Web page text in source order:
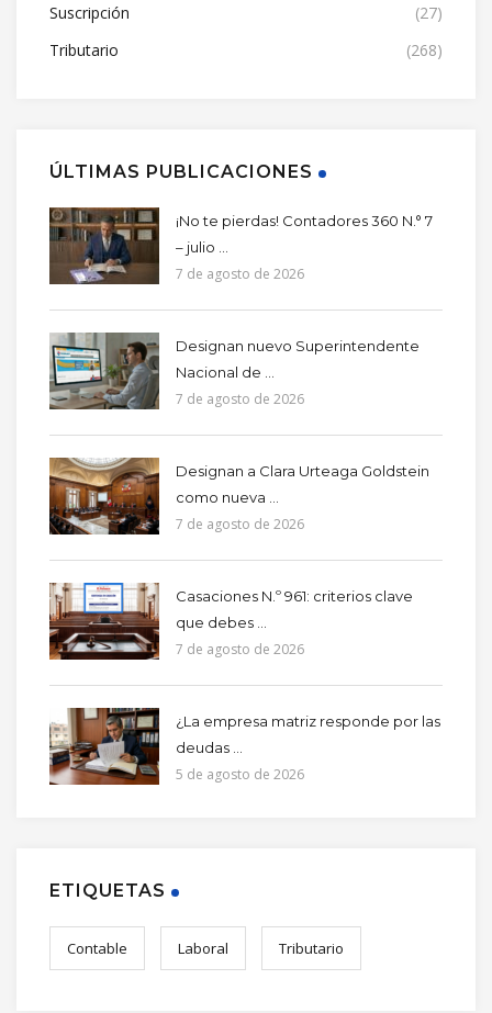
Suscripción
(27)
Tributario
(268)
ÚLTIMAS PUBLICACIONES
¡No te pierdas! Contadores 360 N.° 7
– julio ...
7 de agosto de 2026
Designan nuevo Superintendente
Nacional de ...
7 de agosto de 2026
Designan a Clara Urteaga Goldstein
como nueva ...
7 de agosto de 2026
Casaciones N.º 961: criterios clave
que debes ...
7 de agosto de 2026
¿La empresa matriz responde por las
deudas ...
5 de agosto de 2026
ETIQUETAS
Contable Laboral Tributario